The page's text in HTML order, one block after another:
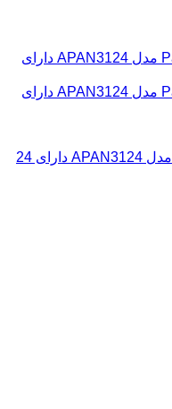
رله PLC باریک پاناسونیک Panasonic مدل APAN3124 دارای 24